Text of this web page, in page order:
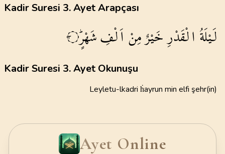
Kadir Suresi 3. Ayet Arapçası
لَيْلَةُالْقَدْرِخَيْرٌمِنْاَلْفِشَهْرٍۜ ٣
Kadir Suresi 3. Ayet Okunuşu
Leyletu-lkadri ḣayrun min elfi şehr(in)
Ayet Online